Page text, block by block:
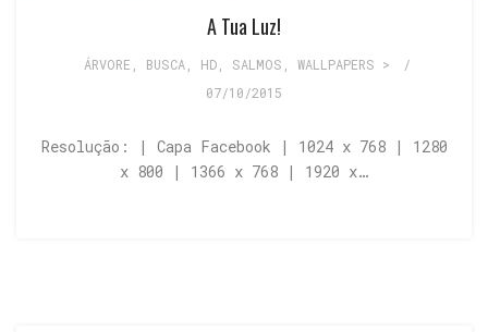
A Tua Luz!
ÁRVORE BUSCA, HD, SALMOS WALLPAPERS >
/
07/10/2015
Resolução: | Capa Facebook | 1024 x 768 | 1280
x 800 | 1366 x 768 | 1920 x…